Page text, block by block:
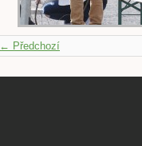
← Předchozí